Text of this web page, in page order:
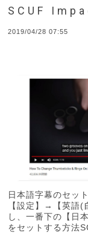
SCUF
2019/04/28 07:55
日本語字幕のセッ
【設定】→【英語
し、一番下の【日
をセットする方法